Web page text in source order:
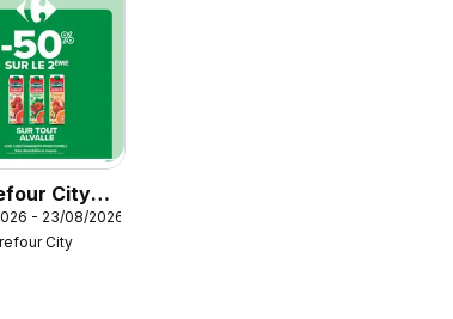
City
- 23/08/2026
City